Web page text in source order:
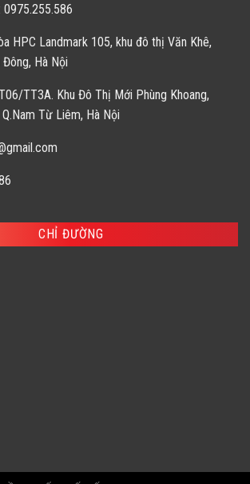
0975.255.586
HPC Landmark 105, khu đô thị Văn Khê,
Hà Nội
TT3A. Khu Đô Thị Mới Phùng Khoang,
Từ Liêm, Hà Nội
CHỈ ĐƯỜNG